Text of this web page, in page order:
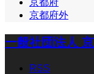
京都府外
一般社団法人
RSS